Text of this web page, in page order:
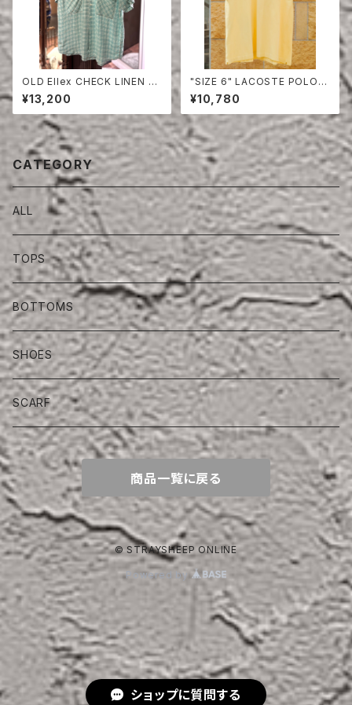
ショップに質問する
OLD Ellex CHECK LINEN H
ALF SLEEVE SHIRT
¥13,200
"SIZE 6" LACOSTE POLO S
HIRT
¥10,780
CATEGORY
ALL
TOPS
BOTTOMS
SHOES
SCARF
商品一覧に戻る
© STRAYSHEEP ONLINE
Powered by